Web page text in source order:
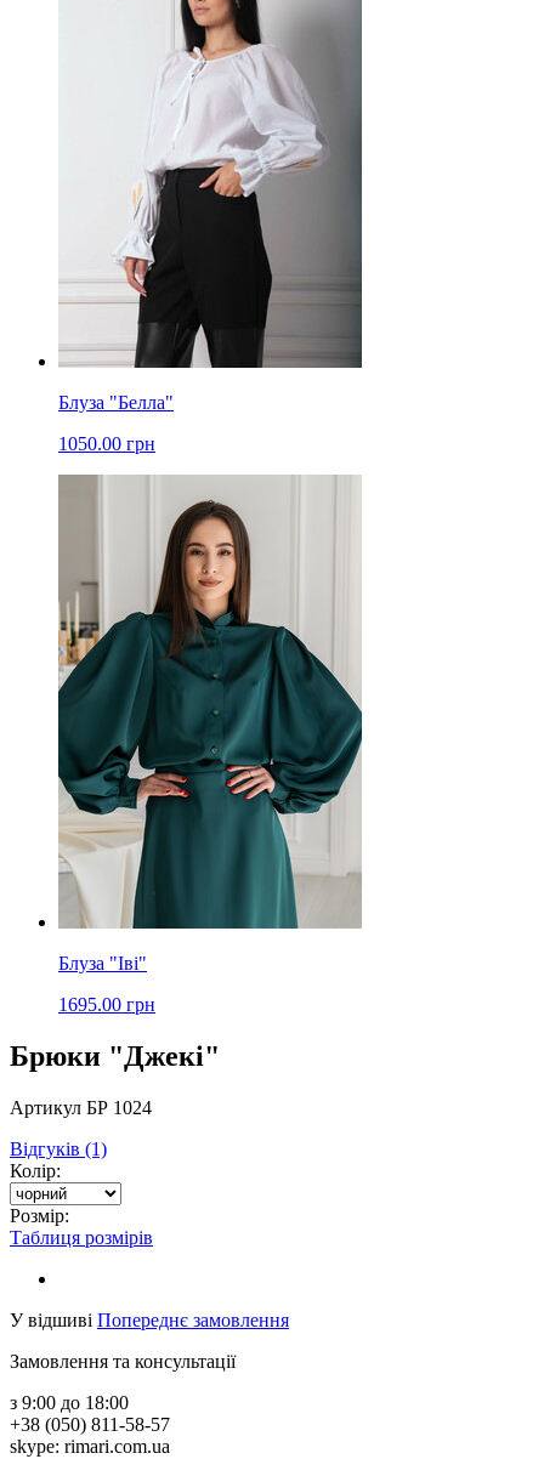
Блуза "Белла"
1050.00 грн
Блуза "Іві"
1695.00 грн
Брюки "Джекі"
Артикул БР 1024
Відгуків (1)
Колір:
Розмір:
Таблиця розмірів
У відшиві Попереднє замовлення
Замовлення та консультації
з 9:00 до 18:00
+38 (050) 811-58-57
skype: rimari.com.ua